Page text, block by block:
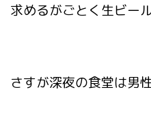
求めるがごとく生ビー
さすが深夜の食堂は男